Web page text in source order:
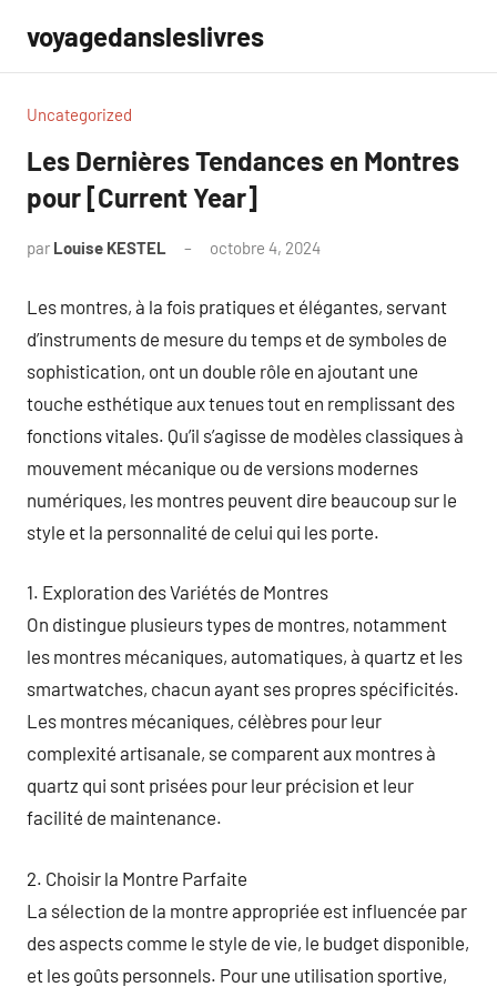
contenu
voyagedansleslivres
Uncategorized
Les Dernières Tendances en Montres
pour [Current Year]
par Louise KESTEL octobre 4, 2024
Les montres, à la fois pratiques et élégantes, servant
d’instruments de mesure du temps et de symboles de
sophistication, ont un double rôle en ajoutant une
touche esthétique aux tenues tout en remplissant des
fonctions vitales. Qu’il s’agisse de modèles classiques à
mouvement mécanique ou de versions modernes
numériques, les montres peuvent dire beaucoup sur le
style et la personnalité de celui qui les porte.
1. Exploration des Variétés de Montres
On distingue plusieurs types de montres, notamment
les montres mécaniques, automatiques, à quartz et les
smartwatches, chacun ayant ses propres spécificités.
Les montres mécaniques, célèbres pour leur
complexité artisanale, se comparent aux montres à
quartz qui sont prisées pour leur précision et leur
facilité de maintenance.
2. Choisir la Montre Parfaite
La sélection de la montre appropriée est influencée par
des aspects comme le style de vie, le budget disponible,
et les goûts personnels. Pour une utilisation sportive,